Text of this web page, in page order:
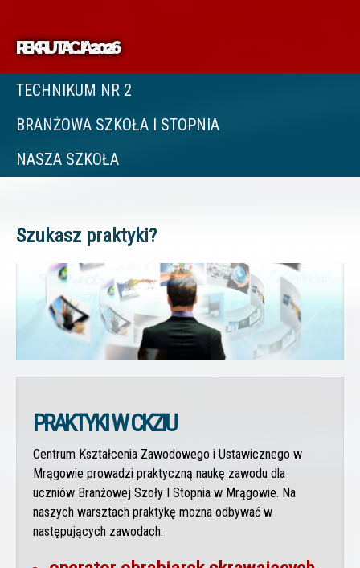
REKRUTACJA 2026
TECHNIKUM NR 2
BRANŻOWA SZKOŁA I STOPNIA
NASZA SZKOŁA
Szukasz praktyki?
PRAKTYKI W CKZIU
Centrum Kształcenia Zawodowego i Ustawicznego w
Mrągowie prowadzi praktyczną naukę zawodu dla
uczniów Branżowej Szoły I Stopnia w Mrągowie. Na
naszych warsztach praktykę można odbywać w
następujących zawodach: